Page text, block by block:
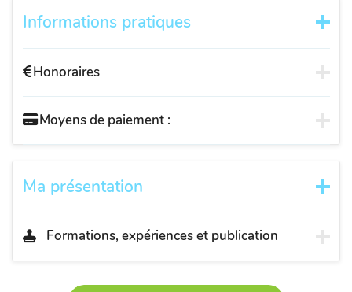
Informations pratiques
Honoraires
Moyens de paiement :
Ma présentation
Formations, expériences et publication